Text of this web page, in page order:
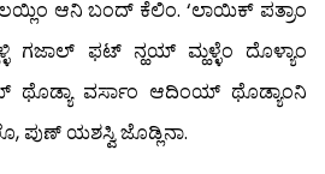
ಆನಿ ಬಂದ್ ಕೆಲಿಂ. ‘ಲಾಯಿಕ್ ಪತ್ರಾಂ
ಗಜಾಲ್ ಫಟ್ ನ್ಹಯ್ ಮ್ಹಳ್ಳೆಂ ದೊಳ್ಯಾಂ
ವರ್ಸಾಂ ಆದಿಂಯ್ ಥೊಡ್ಯಾಂನಿ
ಪುಣ್ ಯಶಸ್ವಿ ಜೊಡ್ಲಿನಾ.